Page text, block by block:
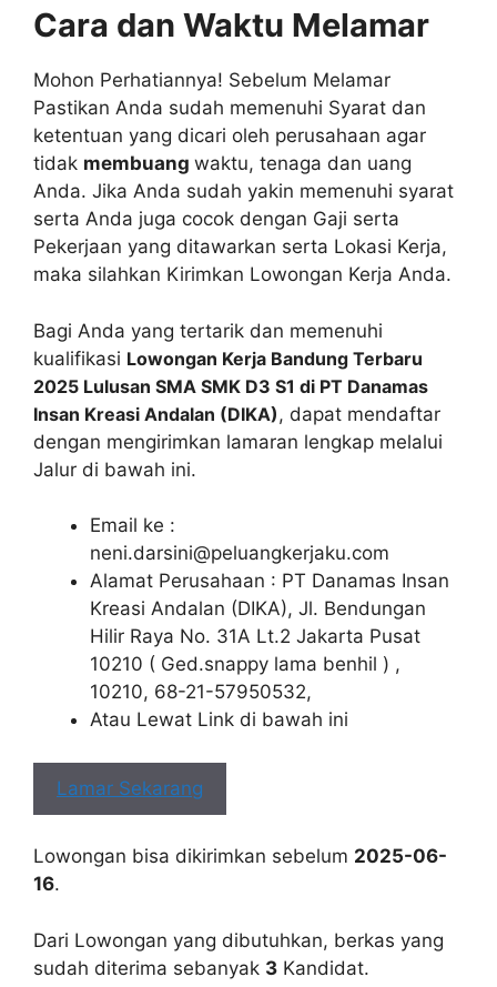
Cara dan Waktu Melamar
Mohon Perhatiannya! Sebelum Melamar
Pastikan Anda sudah memenuhi Syarat dan
ketentuan yang dicari oleh perusahaan agar
tidak membuang waktu, tenaga dan uang
Anda. Jika Anda sudah yakin memenuhi syarat
serta Anda juga cocok dengan Gaji serta
Pekerjaan yang ditawarkan serta Lokasi Kerja,
maka silahkan Kirimkan Lowongan Kerja Anda.
Bagi Anda yang tertarik dan memenuhi
kualifikasi Lowongan Kerja Bandung Terbaru
2025 Lulusan SMA SMK D3 S1 di PT Danamas
Insan Kreasi Andalan (DIKA), dapat mendaftar
dengan mengirimkan lamaran lengkap melalui
Jalur di bawah ini.
Email ke :
neni.darsini@peluangkerjaku.com
Alamat Perusahaan : PT Danamas Insan
Kreasi Andalan (DIKA), Jl. Bendungan
Hilir Raya No. 31A Lt.2 Jakarta Pusat
10210 ( Ged.snappy lama benhil ) ,
10210, 68-21-57950532,
Atau Lewat Link di bawah ini
Lamar Sekarang
Lowongan bisa dikirimkan sebelum 2025-06-
16.
Dari Lowongan yang dibutuhkan, berkas yang
sudah diterima sebanyak 3 Kandidat.